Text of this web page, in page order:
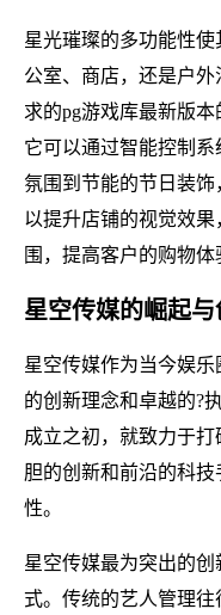
星光璀璨的多功能性
公室、商店，还是户
求的pg游戏库最新版本
它可以通过智能控制
氛围到节能的节日装
以提升店铺的视觉效
围，提高客户的购物体
星空传媒的崛起
星空传媒作为当今娱
的创新理念和卓越的?
成立之初，就致力于
胆的创新和前沿的科
性。
星空传媒最为突出的
式。传统的艺人管理